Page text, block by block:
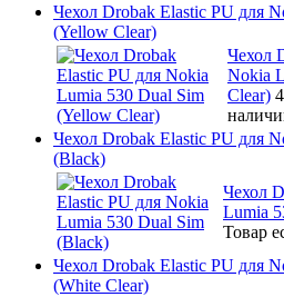
Чехол Drobak Elastic PU для
(Yellow Clear)
Чехол
Nokia
Clear)
Чехол Drobak Elastic PU для
(Black)
Чехол
Lumia
Товар
Чехол Drobak Elastic PU для
(White Clear)